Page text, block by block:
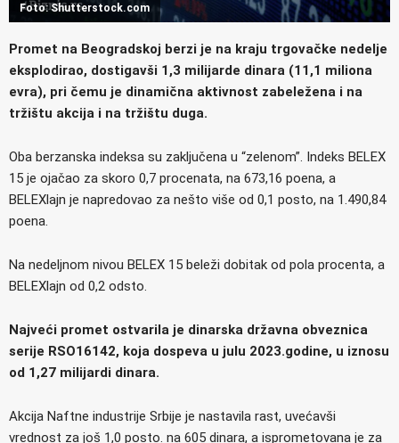
Foto: Shutterstock.com
Promet na Beogradskoj berzi je na kraju trgovačke nedelje
eksplodirao, dostigavši 1,3 milijarde dinara (11,1 miliona
evra), pri čemu je dinamična aktivnost zabeležena i na
tržištu akcija i na tržištu duga.
Oba berzanska indeksa su zaključena u “zelenom”. Indeks BELEX
15 je ojačao za skoro 0,7 procenata, na 673,16 poena, a
BELEXlajn je napredovao za nešto više od 0,1 posto, na 1.490,84
poena.
Na nedeljnom nivou BELEX 15 beleži dobitak od pola procenta, a
BELEXlajn od 0,2 odsto.
Najveći promet ostvarila je dinarska državna obveznica
serije RSO16142, koja dospeva u julu 2023.godine, u iznosu
od 1,27 milijardi dinara.
Akcija Naftne industrije Srbije je nastavila rast, uvećavši
vrednost za još 1,0 posto. na 605 dinara, a isprometovana je za